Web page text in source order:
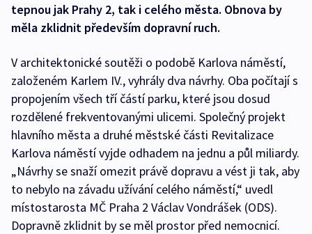
tepnou jak Prahy 2, tak i celého města. Obnova by
měla zklidnit především dopravní ruch.
V architektonické soutěži o podobě Karlova náměstí,
založeném Karlem IV., vyhrály dva návrhy. Oba počítají s
propojením všech tří částí parku, které jsou dosud
rozdělené frekventovanými ulicemi. Společný projekt
hlavního města a druhé městské části Revitalizace
Karlova náměstí vyjde odhadem na jednu a půl miliardy.
„Návrhy se snaží omezit právě dopravu a vést ji tak, aby
to nebylo na závadu užívání celého náměstí,“ uvedl
místostarosta MČ Praha 2 Václav Vondrášek (ODS).
Dopravně zklidnit by se měl prostor před nemocnicí.